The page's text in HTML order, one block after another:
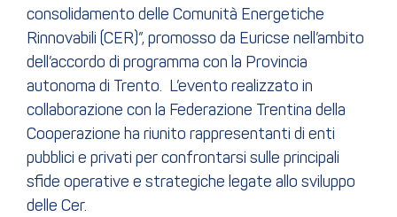
consolidamento delle Comunità Energetiche
Rinnovabili (CER)”, promosso da Euricse nell’ambito
dell’accordo di programma con la Provincia
autonoma di Trento. L’evento realizzato in
collaborazione con la Federazione Trentina della
Cooperazione ha riunito rappresentanti di enti
pubblici e privati per confrontarsi sulle principali
sfide operative e strategiche legate allo sviluppo
delle Cer.